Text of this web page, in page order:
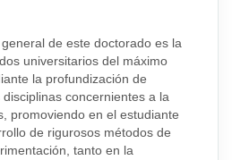
de este doctorado es la
universitarios del máximo
la profundización de
concernientes a la
promoviendo en el estudiante
de rigurosos métodos de
tanto en la